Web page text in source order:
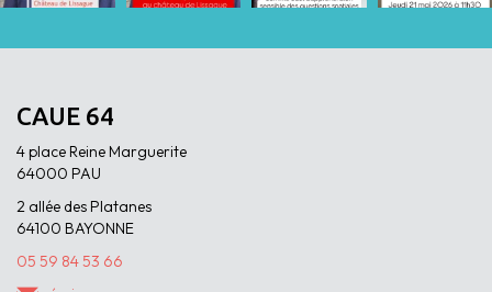
CAUE 64
4 place Reine Marguerite
64000 PAU
2 allée des Platanes
64100 BAYONNE
05 59 84 53 66